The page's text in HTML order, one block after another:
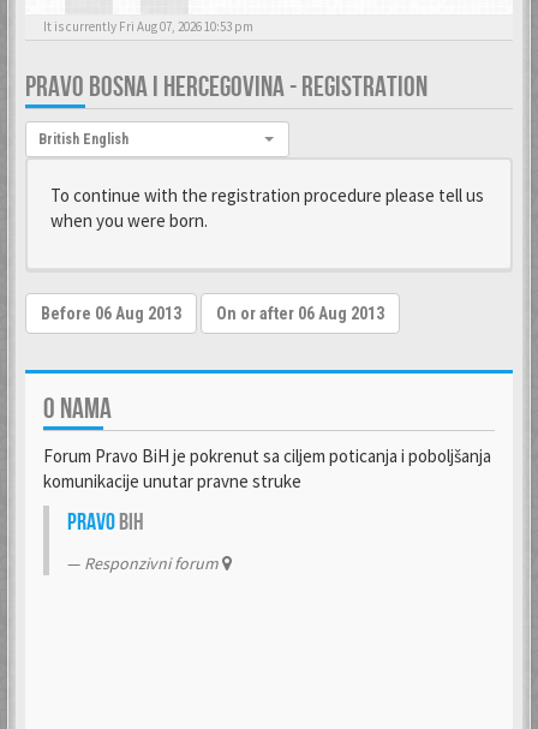
It is currently Fri Aug 07, 2026 10:53 pm
PRAVO BOSNA I HERCEGOVINA - REGISTRATION
Language:
British English
To continue with the registration procedure please tell us
when you were born.
O NAMA
Forum Pravo BiH je pokrenut sa ciljem poticanja i poboljšanja
komunikacije unutar pravne struke
PravoBiH
Responzivni forum